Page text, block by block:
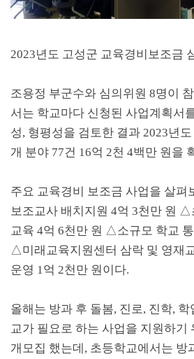
2023년도 고성군 교육경비보조금
조용정 부군수와 심의위원 8명이
서는 학교마다 신청된 사업계획서
성, 형평성을 검토한 결과 2023년
개 분야 77건 16억 2천 4백만 원을
주요 교육경비 보조금 사업을 살펴
보조교사 배치지원 4억 3천만 원 △
교육 4억 6천만 원 △소규모 학교
△미래교육지원센터 삼락 및 영재
운영 1억 2천만 원이다.
올해는 방과 후 돌봄, 진로, 진학, 학
교가 필요로 하는 사업을 지원하기
개모집 했는데 , 초등학교에서는 방